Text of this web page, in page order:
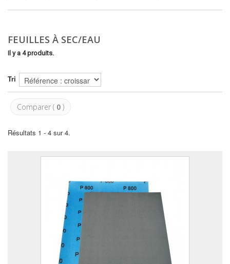
FEUILLES À SEC/EAU
Il y a 4 produits.
Tri
Comparer ( 0 )
Résultats 1 - 4 sur 4.